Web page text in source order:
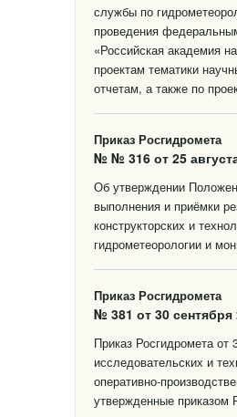
службы по
проведения
«Российская академия
проектам тематики
отчетам, а также по
Приказ Росгидромета
№ № 316 от 25
Об утверждении
выполнения и приёмки
конструкторских и
гидрометеорологии и
Приказ Росгидромета
№ 381 от 30 сентября
Приказ Росгидромета
исследовательских и
оперативно-
утвержденные приказом